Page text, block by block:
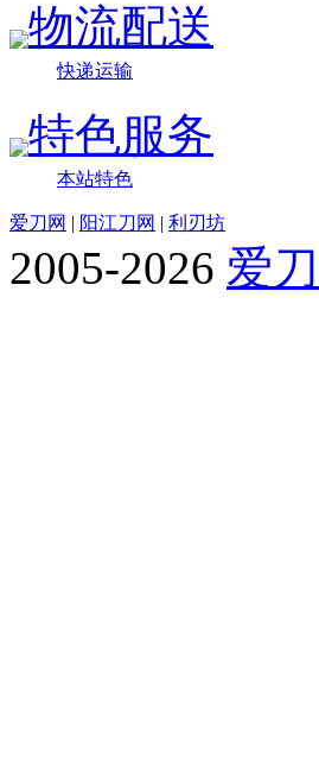
物流配送
快递运输
特色服务
本站特色
爱刀网 | 阳江刀网 | 利刃坊
2005-2026 爱